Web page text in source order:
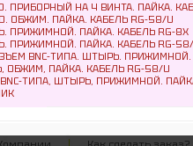
ПРИБОРНЫЙ НА 4 ВИНТА. ПАЙКА.
ОБЖИМ. ПАЙКА. КАБЕЛЬ RG-58/U
ПРИЖИМНОЙ. ПАЙКА. КАБЕЛЬ RG-8X
ПРИЖИМНОЙ. ПАЙКА. КАБЕЛЬ RG-
BNC-ТИПА. ШТЫРЬ. ПРИЖИМНОЙ.
ОБЖИМ, ПАЙКА. КАБЕЛЬ RG-58/U
BNC-ТИПА, ШТЫРЬ, ПРИЖИМНОЙ.